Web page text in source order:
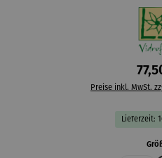
Preise inkl. MwSt.
Lieferzeit: